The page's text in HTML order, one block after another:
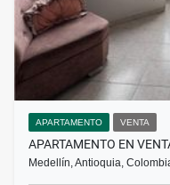
APARTAMENTO VENTA
APARTAMENTO EN
Medellín, Antioquia,